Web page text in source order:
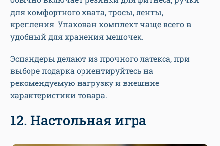
для комфортного хвата, тросы, ленты,
крепления. Упакован комплект чаще всего в
удобный для хранения мешочек.
Эспандеры делают из прочного латекса, при
выборе подарка ориентируйтесь на
рекомендуемую нагрузку и внешние
характеристики товара.
12. Настольная игра